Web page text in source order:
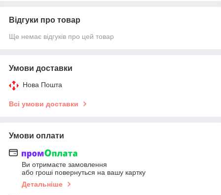
Відгуки про товар
Ще немає відгуків про цей товар
Умови доставки
Нова Пошта
Всі умови доставки
Умови оплати
Ви отримаєте замовлення
або гроші повернуться на вашу картку
Детальніше